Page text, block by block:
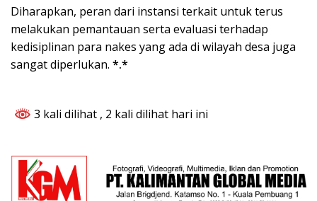
Diharapkan, peran dari instansi terkait untuk terus
melakukan pemantauan serta evaluasi terhadap
kedisiplinan para nakes yang ada di wilayah desa juga
sangat diperlukan. *.*
3 kali dilihat , 2 kali dilihat hari ini